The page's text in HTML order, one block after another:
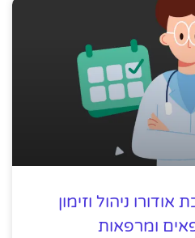
ניהול וזימון
ומרפאות